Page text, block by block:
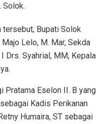
Solok.
tersebut, Bupati Solok
Lelo, M. Mar, Sekda
Drs. Syahrial, MM, Kepala
Pratama Eselon II. B yang
Kadis Perikanan
Humaira, ST sebagai